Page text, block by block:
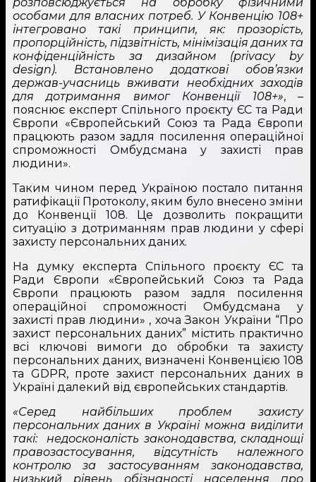
особами для власних потреб. У Конвенцію 108+
інтегровано такі принципи, як: прозорість,
пропорційність, підзвітність, мінімізація даних та
конфіденційність за дизайном (privacy by
design). Встановлено додаткові обов’язки
держав-учасниць вживати необхідних заходів
для дотримання вимог Конвенції 108+», –
пояснює експерт Спільного проєкту ЄС та Ради
Європи «Європейський Союз та Рада Європи
працюють разом задля посилення операційної
спроможності Омбудсмана у захисті прав
людини».
Таким чином перед Україною постало питання
ратифікації Протоколу, яким було внесено зміни
до Конвенції 108. Це дозволить покращити
ситуацію з дотриманням прав людини у сфері
захисту персональних даних.
На думку експерта Спільного проєкту ЄС та
Ради Європи «Європейський Союз та Рада
Європи працюють разом задля посилення
операційної спроможності Омбудсмана у
захисті прав людини» , хоча Закон України “Про
захист персональних даних” містить практично
всі ключові вимоги до обробки та захисту
персональних даних, визначені Конвенцією 108
та GDPR, проте захист персональних даних в
Україні далекий від європейських стандартів.
«Серед найбільших проблем захисту
персональних даних в Україні можна виділити
такі: недосконалість законодавства, складнощі
правозастосування, відсутність належного
контролю за застосуванням законодавства,
низький рівень обізнаності населення про